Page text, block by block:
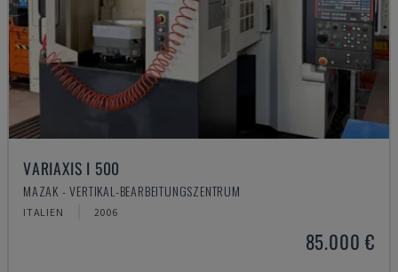
VARIAXIS I 500
MAZAK - VERTIKAL-BEARBEITUNGSZENTRUM
ITALIEN 2006
85.000 €